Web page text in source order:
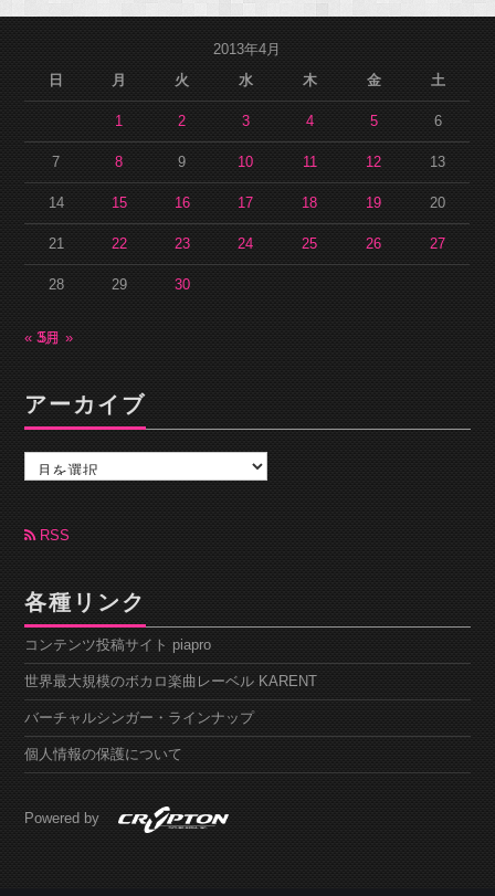
2013年4月
日
月 火 水 木 金 土
1 2 3 4 5 6
7 8 9 10 11 12 13
14 15 16 17 18 19 20
21 22 23 24 25 26 27
28 29 30
« 3月5月 »
アーカイブ
カ
ブRSS
各種リンク
コンテンツ投稿サイト piapro
世界最大規模のボカロ楽曲レーベル KARENT
バーチャルシンガー・ラインナップ
個人情報の保護について
Powered by